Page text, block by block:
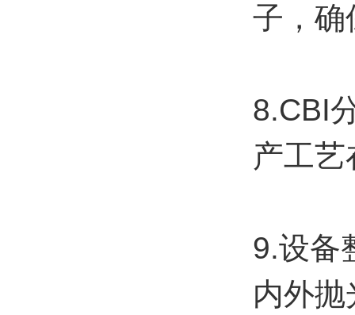
子，确
8.CBI
产工
9.设备
内外抛